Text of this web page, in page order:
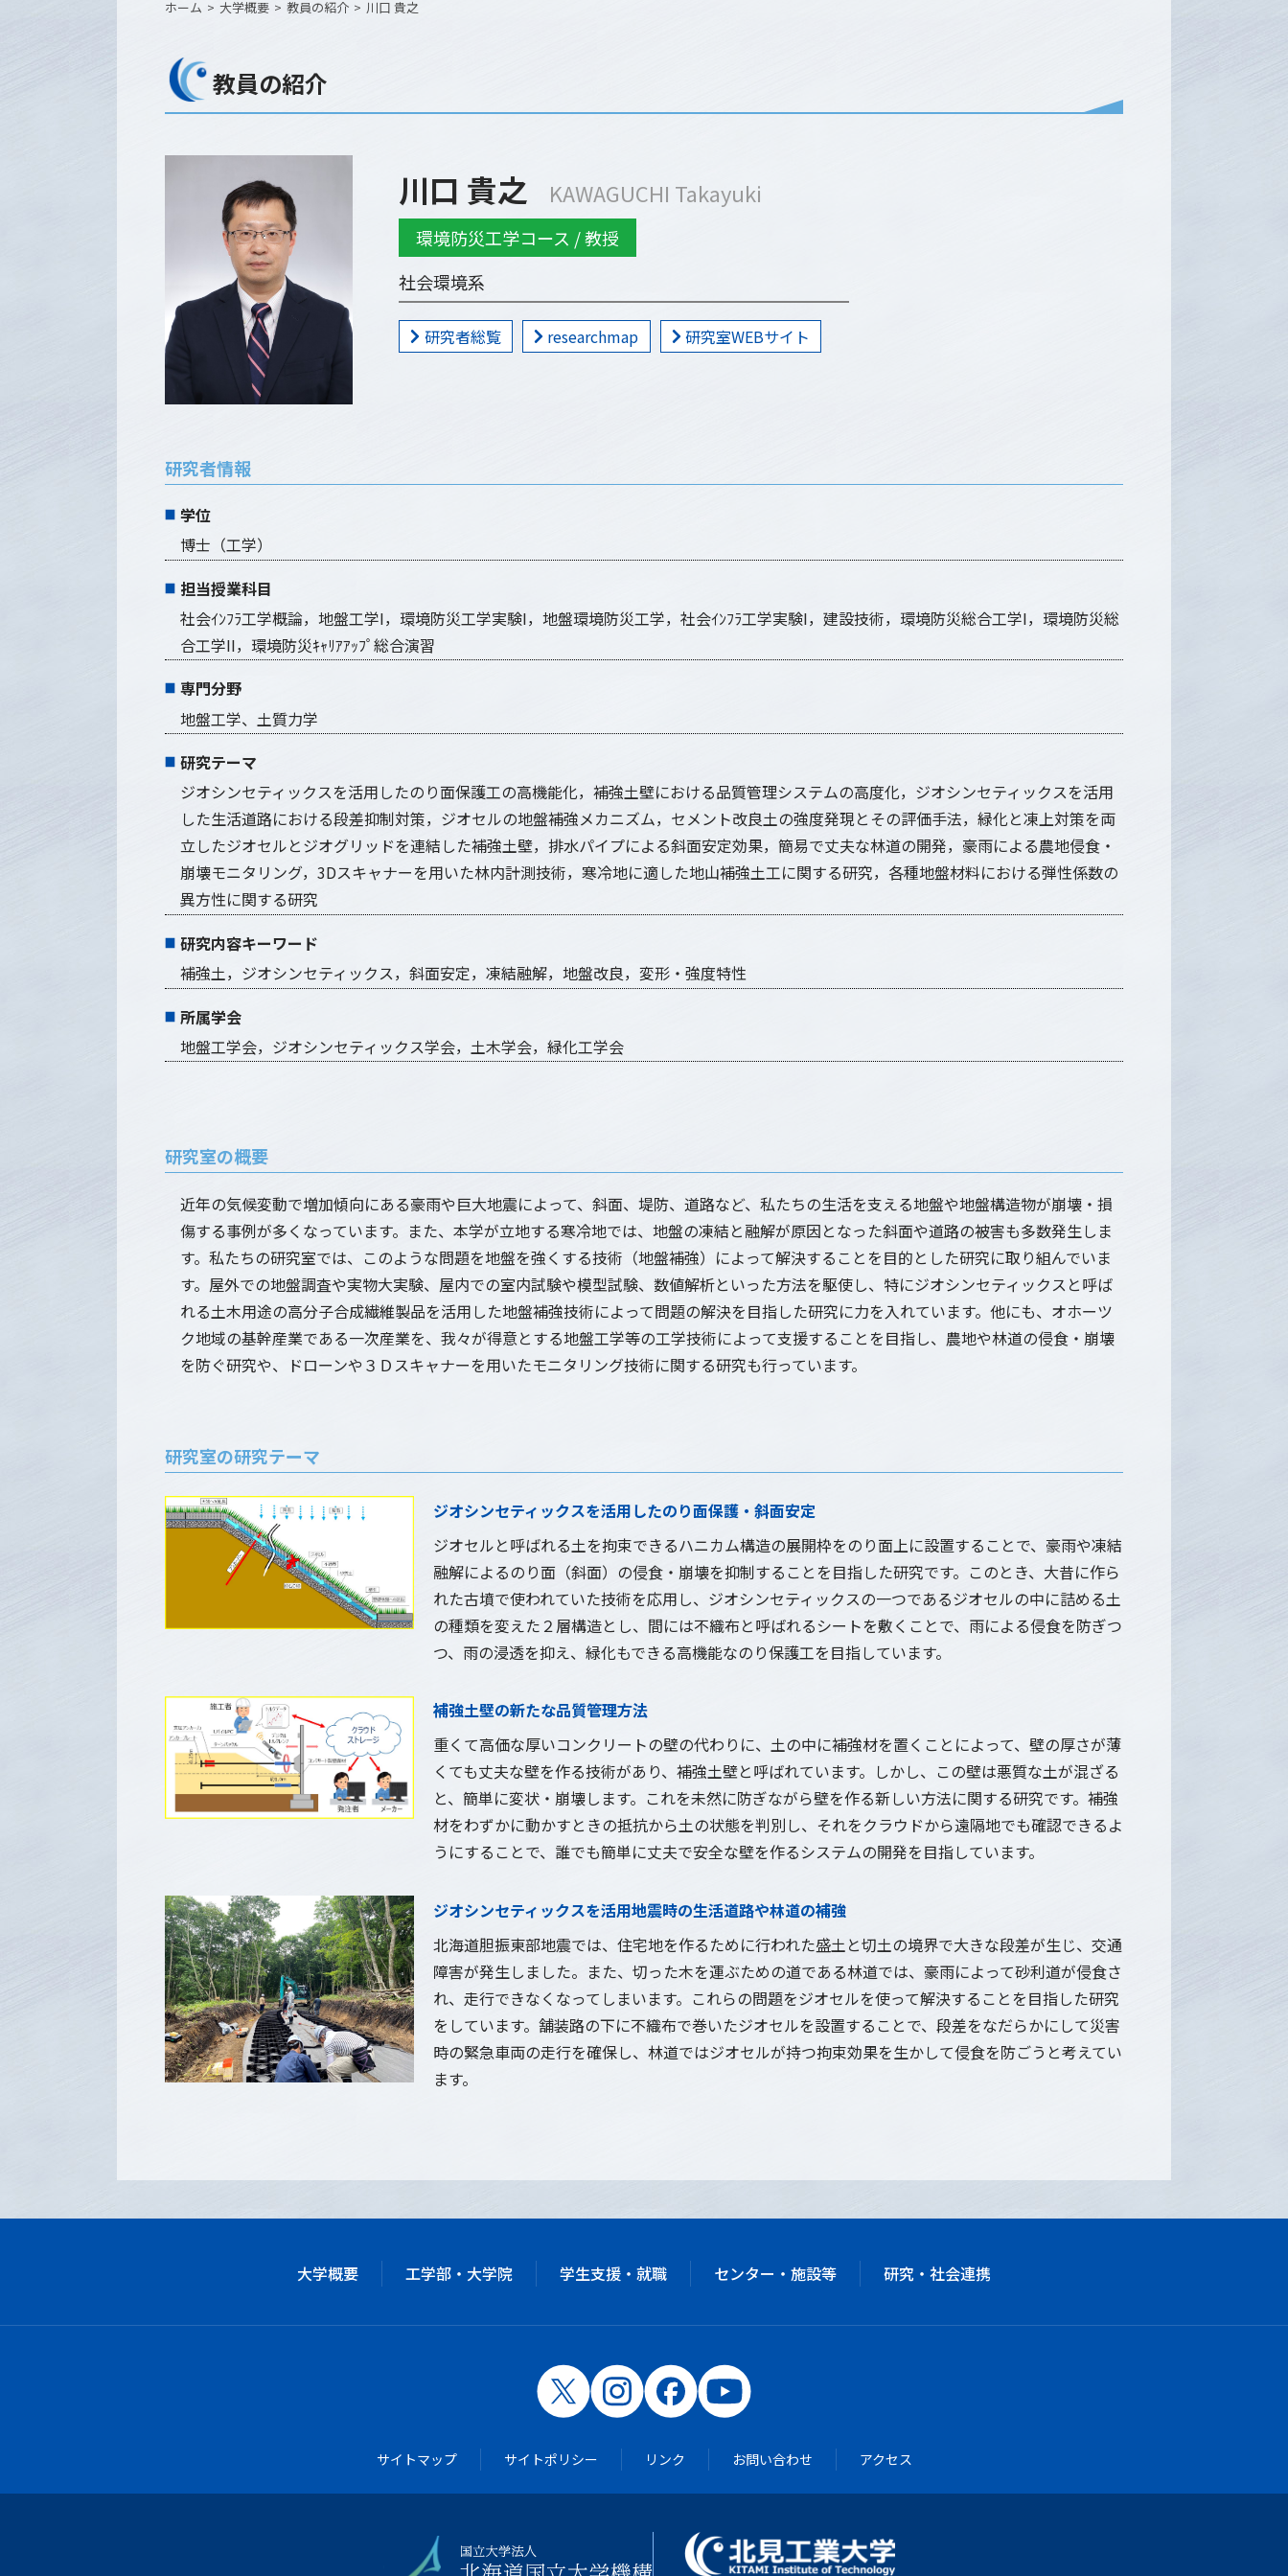
ホーム 大学概要 教員の紹介 川口 貴之
教員の紹介
川口 貴之 KAWAGUCHI Takayuki
環境防災工学コース / 教授
社会環境系
研究者総覧 researchmap 研究室WEBサイト
研究者情報
学位
博士（工学）
担当授業科目
社会ｲﾝﾌﾗ工学概論，地盤工学I，環境防災工学実験I，地盤環境防災工学，社会ｲﾝﾌﾗ工学実験I，建設技術，環境防災総合工学I，環境防災総
合工学II，環境防災ｷｬﾘｱｱｯﾌﾟ総合演習
専門分野
地盤工学、土質力学
研究テーマ
ジオシンセティックスを活用したのり面保護工の高機能化，補強土壁における品質管理システムの高度化，ジオシンセティックスを活用
した生活道路における段差抑制対策，ジオセルの地盤補強メカニズム，セメント改良土の強度発現とその評価手法，緑化と凍上対策を両
立したジオセルとジオグリッドを連結した補強土壁，排水パイプによる斜面安定効果，簡易で丈夫な林道の開発，豪雨による農地侵食・
崩壊モニタリング，3Dスキャナーを用いた林内計測技術，寒冷地に適した地山補強土工に関する研究，各種地盤材料における弾性係数の
異方性に関する研究
研究内容キーワード
補強土，ジオシンセティックス，斜面安定，凍結融解，地盤改良，変形・強度特性
所属学会
地盤工学会，ジオシンセティックス学会，土木学会，緑化工学会
研究室の概要
近年の気候変動で増加傾向にある豪雨や巨大地震によって、斜面、堤防、道路など、私たちの生活を支える地盤や地盤構造物が崩壊・損
傷する事例が多くなっています。また、本学が立地する寒冷地では、地盤の凍結と融解が原因となった斜面や道路の被害も多数発生しま
す。私たちの研究室では、このような問題を地盤を強くする技術（地盤補強）によって解決することを目的とした研究に取り組んでいま
す。屋外での地盤調査や実物大実験、屋内での室内試験や模型試験、数値解析といった方法を駆使し、特にジオシンセティックスと呼ば
れる土木用途の高分子合成繊維製品を活用した地盤補強技術によって問題の解決を目指した研究に力を入れています。他にも、オホーツ
ク地域の基幹産業である一次産業を、我々が得意とする地盤工学等の工学技術によって支援することを目指し、農地や林道の侵食・崩壊
を防ぐ研究や、ドローンや３Ｄスキャナーを用いたモニタリング技術に関する研究も行っています。
研究室の研究テーマ
ジオシンセティックスを活用したのり面保護・斜面安定
ジオセルと呼ばれる土を拘束できるハニカム構造の展開枠をのり面上に設置することで、豪雨や凍結
融解によるのり面（斜面）の侵食・崩壊を抑制することを目指した研究です。このとき、大昔に作ら
れた古墳で使われていた技術を応用し、ジオシンセティックスの一つであるジオセルの中に詰める土
の種類を変えた２層構造とし、間には不織布と呼ばれるシートを敷くことで、雨による侵食を防ぎつ
つ、雨の浸透を抑え、緑化もできる高機能なのり保護工を目指しています。
補強土壁の新たな品質管理方法
重くて高価な厚いコンクリートの壁の代わりに、土の中に補強材を置くことによって、壁の厚さが薄
くても丈夫な壁を作る技術があり、補強土壁と呼ばれています。しかし、この壁は悪質な土が混ざる
と、簡単に変状・崩壊します。これを未然に防ぎながら壁を作る新しい方法に関する研究です。補強
材をわずかに動かすときの抵抗から土の状態を判別し、それをクラウドから遠隔地でも確認できるよ
うにすることで、誰でも簡単に丈夫で安全な壁を作るシステムの開発を目指しています。
ジオシンセティックスを活用地震時の生活道路や林道の補強
北海道胆振東部地震では、住宅地を作るために行われた盛土と切土の境界で大きな段差が生じ、交通
障害が発生しました。また、切った木を運ぶための道である林道では、豪雨によって砂利道が侵食さ
れ、走行できなくなってしまいます。これらの問題をジオセルを使って解決することを目指した研究
をしています。舗装路の下に不織布で巻いたジオセルを設置することで、段差をなだらかにして災害
時の緊急車両の走行を確保し、林道ではジオセルが持つ拘束効果を生かして侵食を防ごうと考えてい
ます。
大学概要 工学部・大学院 学生支援・就職 センター・施設等 研究・社会連携
サイトマップ サイトポリシー リンク お問い合わせ アクセス